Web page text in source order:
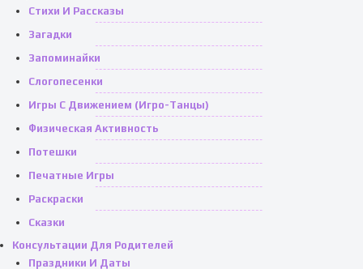
Стихи И Рассказы
Загадки
Запоминайки
Слогопесенки
Игры С Движением (игро-Танцы)
Физическая Активность
Потешки
Печатные Игры
Раскраски
Сказки
Консультации Для Родителей
Праздники И Даты